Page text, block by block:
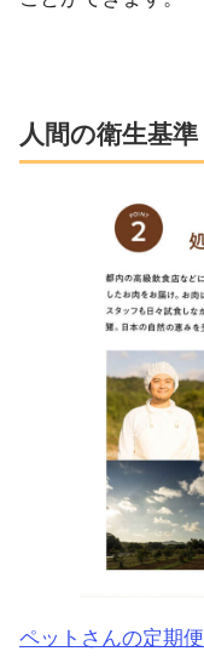
人間の衛生基準
ペットさんの定期便